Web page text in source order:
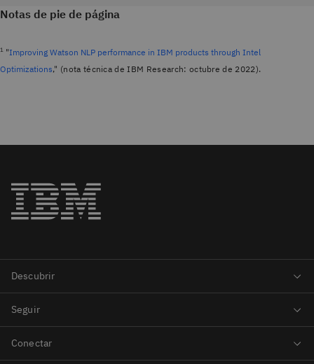
Notas de pie de página
1 "Improving Watson NLP performance in IBM products through Intel
Optimizations," (nota técnica de IBM Research: octubre de 2022).